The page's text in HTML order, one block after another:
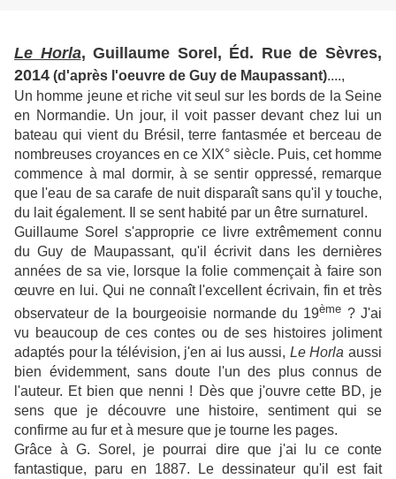
Le Horla, Guillaume Sorel, Éd. Rue de Sèvres,
2014 (d'après l'oeuvre de Guy de Maupassant)....,
Un homme jeune et riche vit seul sur les bords de la Seine
en Normandie. Un jour, il voit passer devant chez lui un
bateau qui vient du Brésil, terre fantasmée et berceau de
nombreuses croyances en ce XIX° siècle. Puis, cet homme
commence à mal dormir, à se sentir oppressé, remarque
que l'eau de sa carafe de nuit disparaît sans qu'il y touche,
du lait également. Il se sent habité par un être surnaturel.
Guillaume Sorel s'approprie ce livre extrêmement connu
du Guy de Maupassant, qu'il écrivit dans les dernières
années de sa vie, lorsque la folie commençait à faire son
œuvre en lui. Qui ne connaît l'excellent écrivain, fin et très
observateur de la bourgeoisie normande du 19ème ? J'ai
vu beaucoup de ces contes ou de ses histoires joliment
adaptés pour la télévision, j'en ai lus aussi, Le Horla aussi
bien évidemment, sans doute l'un des plus connus de
l'auteur. Et bien que nenni ! Dès que j'ouvre cette BD, je
sens que je découvre une histoire, sentiment qui se
confirme au fur et à mesure que je tourne les pages.
Grâce à G. Sorel, je pourrai dire que j'ai lu ce conte
fantastique, paru en 1887. Le dessinateur qu'il est fait